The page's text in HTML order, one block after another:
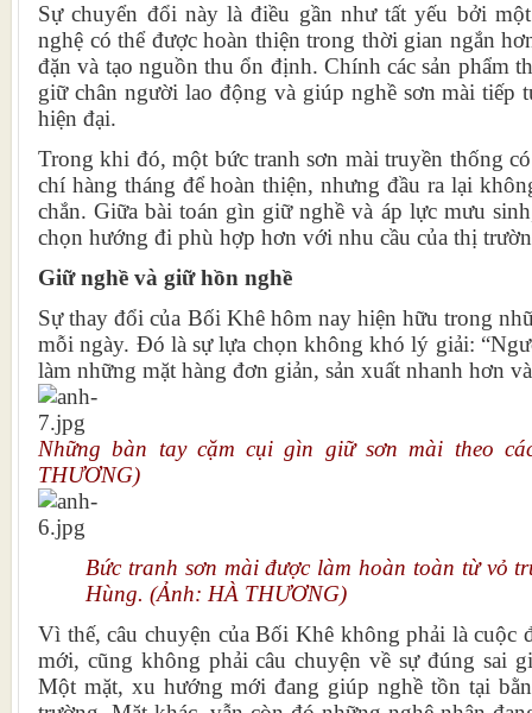
Sự chuyển đổi này là điều gần như tất yếu bởi
nghệ có thể được hoàn thiện trong thời gian ngắn
đặn và tạo nguồn thu ổn định. Chính các sản phẩm
giữ chân người lao động và giúp nghề sơn mài tiếp
hiện đại.
Trong khi đó, một bức tranh sơn mài truyền thống
chí hàng tháng để hoàn thiện, nhưng đầu ra lại
chắn. Giữa bài toán gìn giữ nghề và áp lực mưu
chọn hướng đi phù hợp hơn với nhu cầu của thị
Giữ nghề và giữ hồn nghề
Sự thay đổi của Bối Khê hôm nay hiện hữu trong
mỗi ngày. Đó là sự lựa chọn không khó lý giải:
làm những mặt hàng đơn giản, sản xuất nhanh hơn
Những bàn tay cặm cụi gìn giữ sơn mài theo
THƯƠNG)
Bức tranh sơn mài được làm hoàn toàn từ vỏ
Hùng. (Ảnh: HÀ THƯƠNG)
Vì thế, câu chuyện của Bối Khê không phải là cuộc
mới, cũng không phải câu chuyện về sự đúng sai
Một mặt, xu hướng mới đang giúp nghề tồn tại